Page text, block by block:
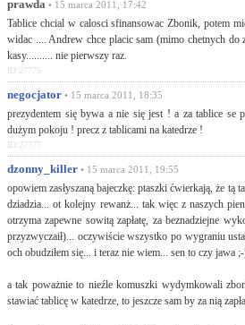
prawda • 15 marca 2011, 17:42
Tablice chcial w calosci sfinansowac Zbonik, potem
widac .... Andrew chce placic sam (mimo chetnych do
kasy.......... nie pierwszy raz.
ID:27775
negocjator • 15 marca 2011, 18:35
prezydentem się bywa a nie się jest ! a za tablice se
dużym pokoju ! precz z tablicami na katedrze !
ID:27777
dzonny_killer • 15 marca 2011, 19:55
opowiem zasłyszaną bajeczkę: ptaszki ćwierkają, że tą
dziadzia... ot kolejny rewanż... tak więc z naszych
otrzyma zapewne sowitą zapłatę, za beznadziejne
przyzwyczaił)... oczywiście wszystko po wygraniu
och obudziłem się... i teraz nie wiem... sen to czy jawa
a tak poważnie to nieźle komuszki wydymkowali
stawiać tablicę w katedrze, to jeszcze sam by za nią